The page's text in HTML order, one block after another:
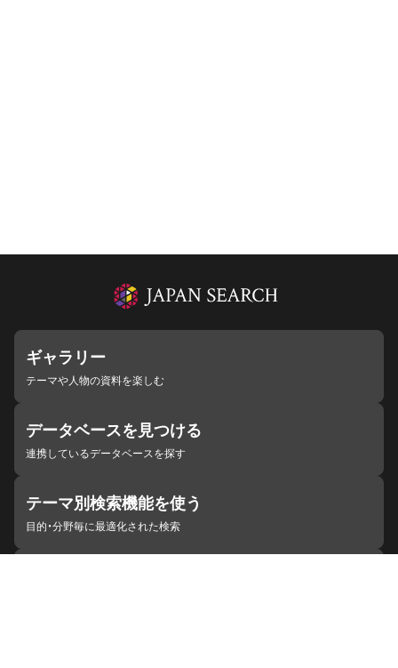
ギャラリー
テーマや人物の資料を楽しむ
データベースを見つける
連携しているデータベースを探す
テーマ別検索機能を使う
目的・分野毎に最適化された検索